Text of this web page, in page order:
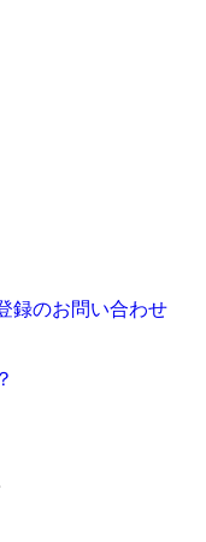
録のお問い合わせ